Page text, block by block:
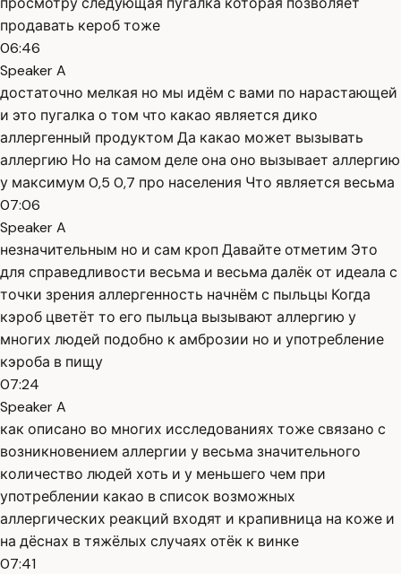
продавать кероб тоже
06:46
Speaker A
достаточно мелкая но мы идём с вами по нарастающей
и это пугалка о том что какао является дико
аллергенный продуктом Да какао может вызывать
аллергию Но на самом деле она оно вызывает аллергию
у максимум 0,5 0,7 про населения Что является весьма
07:06
Speaker A
незначительным но и сам кроп Давайте отметим Это
для справедливости весьма и весьма далёк от идеала с
точки зрения аллергенность начнём с пыльцы Когда
кэроб цветёт то его пыльца вызывают аллергию у
многих людей подобно к амброзии но и употребление
кэроба в пищу
07:24
Speaker A
как описано во многих исследованиях тоже связано с
возникновением аллергии у весьма значительного
количество людей хоть и у меньшего чем при
употреблении какао в список возможных
аллергических реакций входят и крапивница на коже и
на дёснах в тяжёлых случаях отёк к винке
07:41